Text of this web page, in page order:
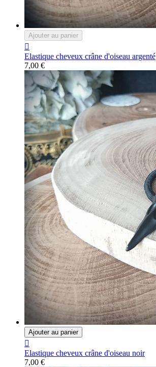
Ajouter au panier

Elastique cheveux crâne d'oiseau argenté
7,00 €
Ajouter au panier

Elastique cheveux crâne d'oiseau noir
7,00 €